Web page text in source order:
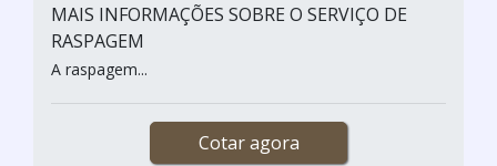
MAIS INFORMAÇÕES SOBRE O SERVIÇO DE
RASPAGEM
A raspagem...
Cotar agora